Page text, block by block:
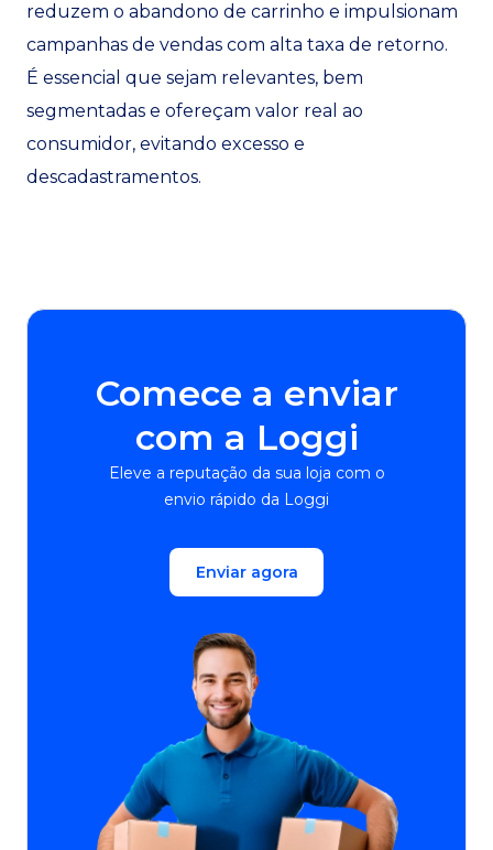
reduzem o abandono de carrinho e impulsionam
campanhas de vendas com alta taxa de retorno.
É essencial que sejam relevantes, bem
segmentadas e ofereçam valor real ao
consumidor, evitando excesso e
descadastramentos.
Comece a enviar
com a Loggi
Eleve a reputação da sua loja com o
envio rápido da Loggi
Enviar agora